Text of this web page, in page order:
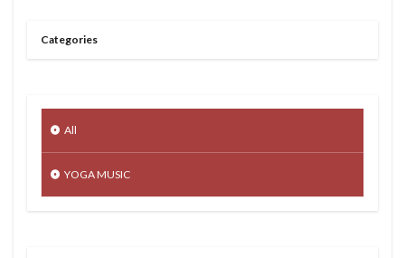
Categories
All
YOGA MUSIC